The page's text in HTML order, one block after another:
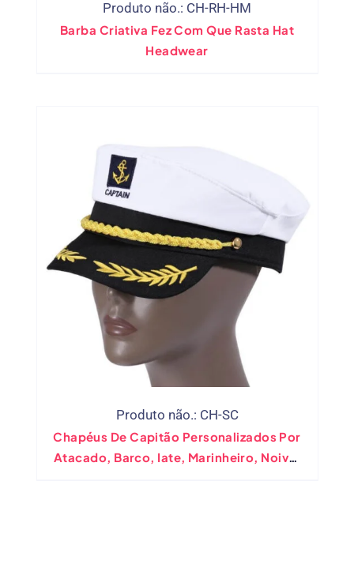
Produto não.: CH-RH-HM
Barba Criativa Fez Com Que Rasta Hat
Headwear
Produto não.: CH-SC
Chapéus De Capitão Personalizados Por
Atacado, Barco, Iate, Marinheiro, Noiva,